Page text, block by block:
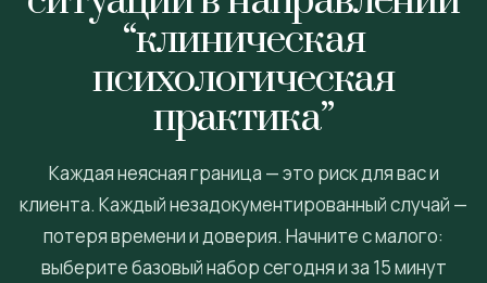
“клиническая
психологическая
практика”
Каждая неясная граница — это риск для вас и
клиента. Каждый незадокументированный случай —
потеря времени и доверия. Начните с малого:
выберите базовый набор сегодня и за 15 минут